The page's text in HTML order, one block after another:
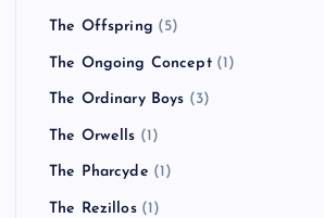
The Offspring (5)
The Ongoing Concept(1)
The Ordinary Boys (3)
The Orwells (1)
The Pharcyde (1)
The Rezillos(1)